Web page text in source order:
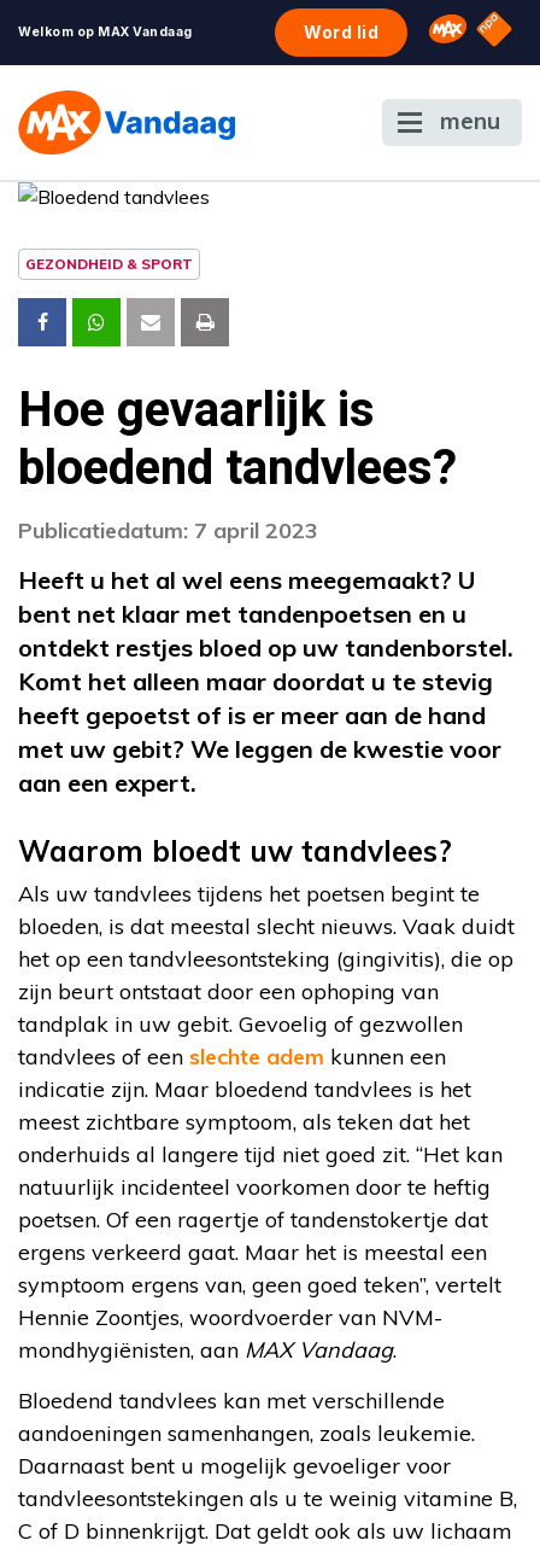
Welkom op MAX Vandaag Word lid Omroep
NPO
menu
GEZONDHEID & SPORT
Hoe gevaarlijk is
bloedend tandvlees?
Publicatiedatum: 7 april 2023
Heeft u het al wel eens meegemaakt? U
bent net klaar met tandenpoetsen en u
ontdekt restjes bloed op uw tandenborstel.
Komt het alleen maar doordat u te stevig
heeft gepoetst of is er meer aan de hand
met uw gebit? We leggen de kwestie voor
aan een expert.
Waarom bloedt uw tandvlees?
Als uw tandvlees tijdens het poetsen begint te
bloeden, is dat meestal slecht nieuws. Vaak duidt
het op een tandvleesontsteking (gingivitis), die op
zijn beurt ontstaat door een ophoping van
tandplak in uw gebit. Gevoelig of gezwollen
tandvlees of een slechte adem kunnen een
indicatie zijn. Maar bloedend tandvlees is het
meest zichtbare symptoom, als teken dat het
onderhuids al langere tijd niet goed zit. “Het kan
natuurlijk incidenteel voorkomen door te heftig
poetsen. Of een ragertje of tandenstokertje dat
ergens verkeerd gaat. Maar het is meestal een
symptoom ergens van, geen goed teken”, vertelt
Hennie Zoontjes, woordvoerder van NVM-
mondhygiënisten, aan MAX Vandaag.
Bloedend tandvlees kan met verschillende
aandoeningen samenhangen, zoals leukemie.
Daarnaast bent u mogelijk gevoeliger voor
tandvleesontstekingen als u te weinig vitamine B,
C of D binnenkrijgt. Dat geldt ook als uw lichaam